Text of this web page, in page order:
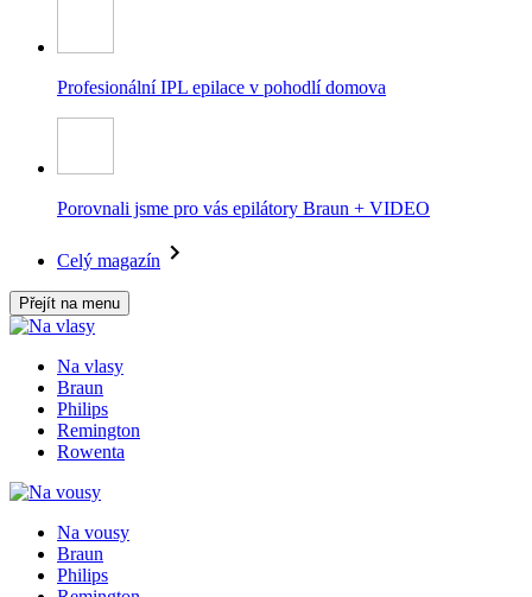
Profesionální IPL epilace v pohodlí domova
Porovnali jsme pro vás epilátory Braun + VIDEO
Celý magazín
Přejít na menu
Na vlasy
Braun
Philips
Remington
Rowenta
Na vousy
Braun
Philips